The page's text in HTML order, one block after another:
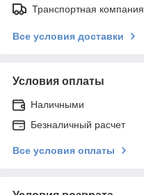
Транспортная компания
Все условия доставки
Условия оплаты
Наличными
Безналичный расчет
Все условия оплаты